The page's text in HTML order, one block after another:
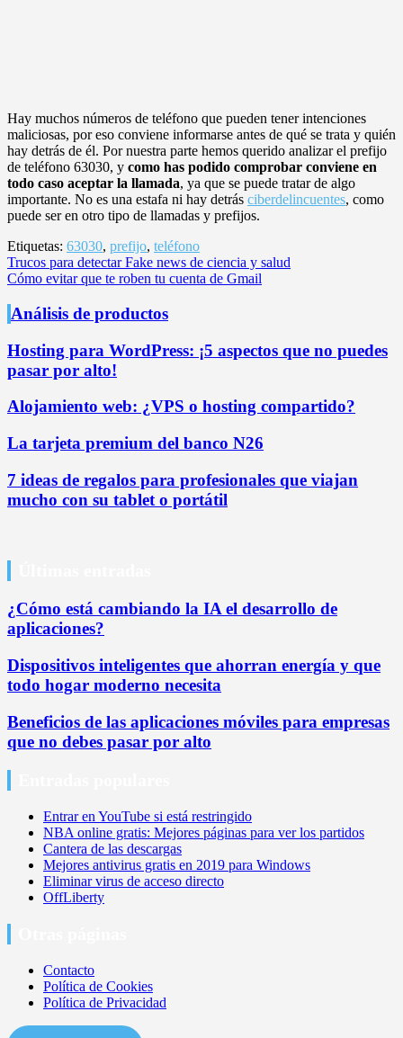
Hay muchos números de teléfono que pueden tener intenciones
maliciosas, por eso conviene informarse antes de qué se trata y quién
hay detrás de él. Por nuestra parte hemos querido analizar el prefijo
de teléfono 63030, y como has podido comprobar conviene en
todo caso aceptar la llamada, ya que se puede tratar de algo
importante. No es una estafa ni hay detrás ciberdelincuentes, como
puede ser en otro tipo de llamadas y prefijos.
Etiquetas: 63030, prefijo, teléfono
Navegación
de
entradas
Trucos para detectar Fake news de ciencia y salud
Cómo evitar que te roben tu cuenta de Gmail
Análisis de productos
Hosting para WordPress: ¡5 aspectos que no puedes
pasar por alto!
Alojamiento web: ¿VPS o hosting compartido?
La tarjeta premium del banco N26
7 ideas de regalos para profesionales que viajan
mucho con su tablet o portátil
¿Cómo está cambiando la IA el desarrollo de
aplicaciones?
Dispositivos inteligentes que ahorran energía y que
todo hogar moderno necesita
Beneficios de las aplicaciones móviles para empresas
que no debes pasar por alto
Entrar en YouTube si está restringido
NBA online gratis: Mejores páginas para ver los partidos
Cantera de las descargas
Mejores antivirus gratis en 2019 para Windows
Eliminar virus de acceso directo
OffLiberty
Contacto
Política de Cookies
Política de Privacidad